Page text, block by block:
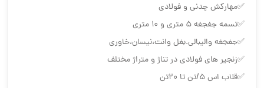
✅مهارکش چدنی و فولادی
✅تسمه جغجغه ٥ متري و ١٠ متري
✅جغجغه والیبالی.بغل وانت،نیسان،خاوري
✅زنجیر های فولادی در تناژ و متراژ مختلف
✅قلاب اس ۵/تن تا ۲۰تن